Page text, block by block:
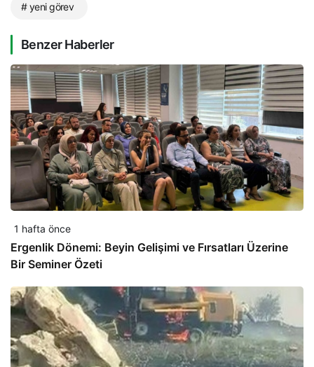
# yeni görev
Benzer Haberler
1 hafta önce
Ergenlik Dönemi: Beyin Gelişimi ve Fırsatları Üzerine
Bir Seminer Özeti